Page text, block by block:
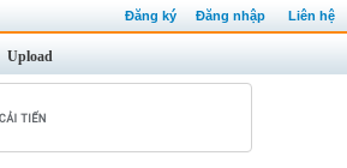
Đăng ký Đăng nhập Liên hệ
Upload